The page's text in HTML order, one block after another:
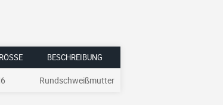
BESCHREIBUNG
Rundschweißmutter